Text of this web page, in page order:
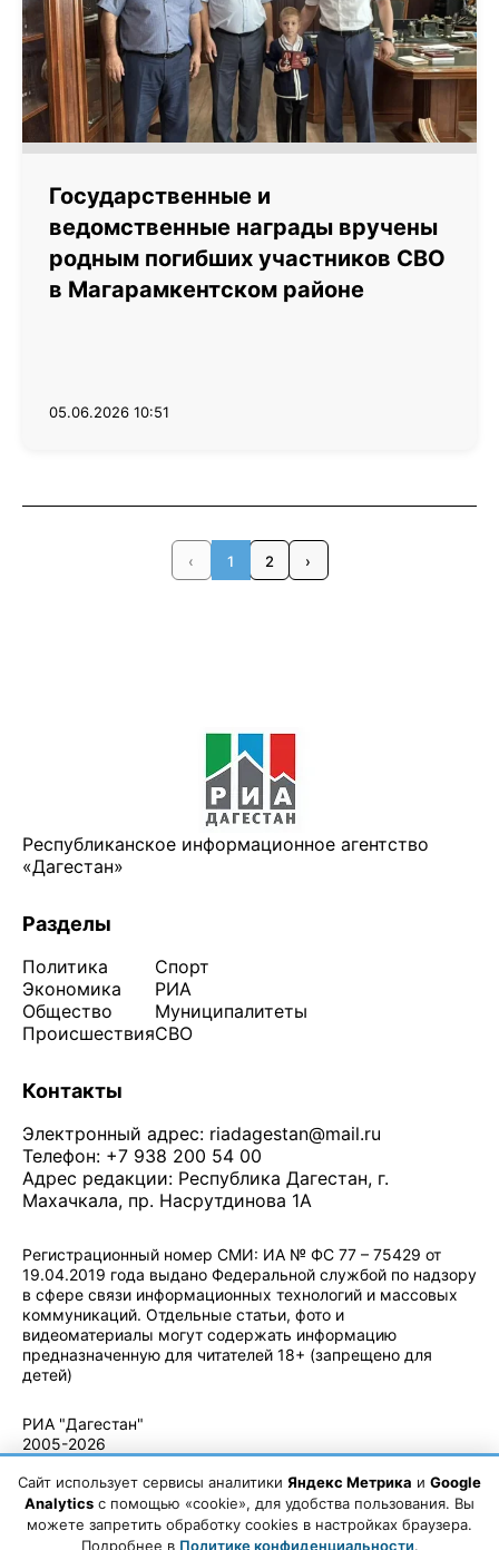
Государственные и
ведомственные награды вручены
родным погибших участников СВО
в Магарамкентском районе
05.06.2026 10:51
‹ 1 2 ›
Республиканское информационное агентство
«Дагестан»
Разделы
Политика
Экономика
Общество
Происшествия
Спорт
РИА
Муниципалитеты
СВО
Контакты
Электронный адрес: riadagestan@mail.ru
Телефон: +7 938 200 54 00
Адрес редакции: Республика Дагестан, г.
Махачкала, пр. Насрутдинова 1А
Регистрационный номер СМИ: ИА № ФС 77 – 75429 от
19.04.2019 года выдано Федеральной службой по надзору
в сфере связи информационных технологий и массовых
коммуникаций. Отдельные статьи, фото и
видеоматериалы могут содержать информацию
предназначенную для читателей 18+ (запрещено для
детей)
РИА "Дагестан"
2005-2026
использования
материалов.
Авторские
Сайт использует сервисы аналитики Яндекс Метрика и Google
Analytics с помощью «cookie», для удобства пользования. Вы
можете запретить обработку cookies в настройках браузера.
Подробнее в Политике конфиденциальности.